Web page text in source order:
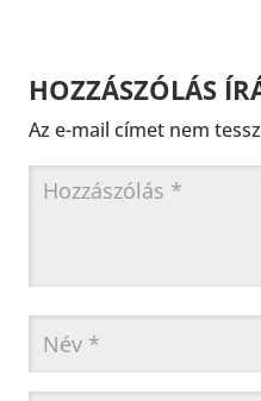
HOZZÁSZÓLÁS
Az e-mail címet nem